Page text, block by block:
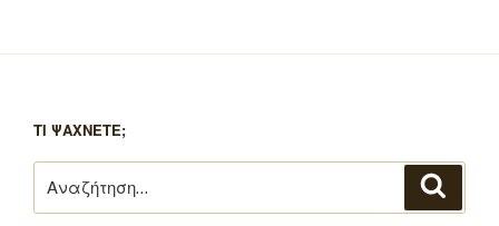
ΤΙ ΨΑΧΝΕΤΕ;
για: